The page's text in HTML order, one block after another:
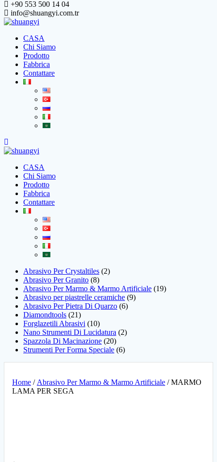
+90 553 500 14 04
info@shuangyi.com.tr
CASA
Chi Siamo
Prodotto
Fabbrica
Contattare
CASA
Chi Siamo
Prodotto
Fabbrica
Contattare
Abrasivo Per Crystaltiles 2
Abrasivo Per Granito 8
Abrasivo Per Marmo & Marmo Artificiale 19
Abrasivo per piastrelle ceramiche 9
Abrasivo Per Pietra Di Quarzo 6
Diamondtools 21
Forglazetili Abrasivi
10
Nano Strumenti Di Lucidatura
2
Spazzola Di Macinazione 20
Strumenti Per Forma Speciale 6
Home / Abrasivo Per Marmo & Marmo Artificiale / MARMO
LAMA PER SEGA